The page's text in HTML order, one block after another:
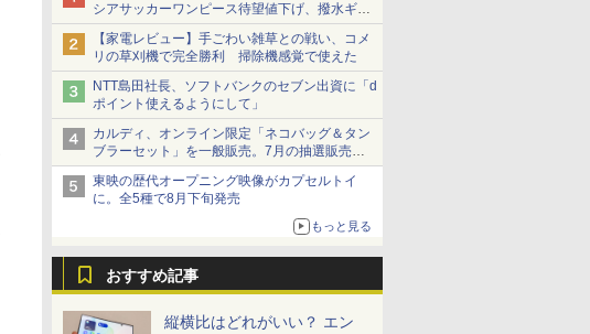
シアサッカーワンピース待望値下げ、撥水ギア
ショーツは1990円に
【家電レビュー】手ごわい雑草との戦い、コメ
リの草刈機で完全勝利 掃除機感覚で使えた
NTT島田社長、ソフトバンクのセブン出資に「d
ポイント使えるようにして」
カルディ、オンライン限定「ネコバッグ＆タン
ブラーセット」を一般販売。7月の抽選販売の
当選無効分
東映の歴代オープニング映像がカプセルトイ
に。全5種で8月下旬発売
もっと見る
おすすめ記事
縦横比はどれがいい？ エン